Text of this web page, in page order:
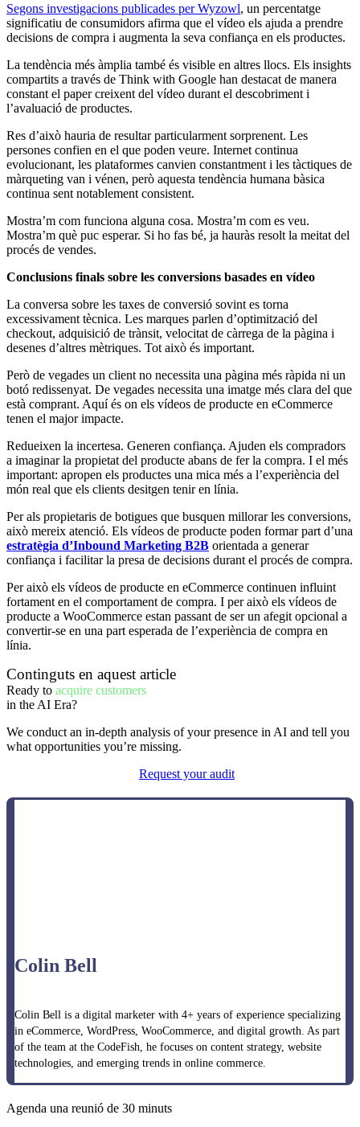
Segons investigacions publicades per Wyzowl, un percentatge
significatiu de consumidors afirma que el vídeo els ajuda a prendre
decisions de compra i augmenta la seva confiança en els productes.
La tendència més àmplia també és visible en altres llocs. Els insights
compartits a través de Think with Google han destacat de manera
constant el paper creixent del vídeo durant el descobriment i
l’avaluació de productes.
Res d’això hauria de resultar particularment sorprenent. Les
persones confien en el que poden veure. Internet continua
evolucionant, les plataformes canvien constantment i les tàctiques de
màrqueting van i vénen, però aquesta tendència humana bàsica
continua sent notablement consistent.
Mostra’m com funciona alguna cosa. Mostra’m com es veu.
Mostra’m què puc esperar. Si ho fas bé, ja hauràs resolt la meitat del
procés de vendes.
Conclusions finals sobre les conversions basades en vídeo
La conversa sobre les taxes de conversió sovint es torna
excessivament tècnica. Les marques parlen d’optimització del
checkout, adquisició de trànsit, velocitat de càrrega de la pàgina i
desenes d’altres mètriques. Tot això és important.
Però de vegades un client no necessita una pàgina més ràpida ni un
botó redissenyat. De vegades necessita una imatge més clara del que
està comprant. Aquí és on els vídeos de producte en eCommerce
tenen el major impacte.
Redueixen la incertesa. Generen confiança. Ajuden els compradors
a imaginar la propietat del producte abans de fer la compra. I el més
important: apropen els productes una mica més a l’experiència del
món real que els clients desitgen tenir en línia.
Per als propietaris de botigues que busquen millorar les conversions,
això mereix atenció. Els vídeos de producte poden formar part d’una
estratègia d’Inbound Marketing B2B orientada a generar
confiança i facilitar la presa de decisions durant el procés de compra.
Per això els vídeos de producte en eCommerce continuen influint
fortament en el comportament de compra. I per això els vídeos de
producte a WooCommerce estan passant de ser un afegit opcional a
convertir-se en una part esperada de l’experiència de compra en
línia.
Continguts en aquest article
Ready to acquire customers
in the AI ​​Era?
We conduct an in-depth analysis of your presence in AI and tell you
what opportunities you’re missing.
Request your audit
Colin Bell
Colin Bell is a digital marketer with 4+ years of experience specializing
in eCommerce, WordPress, WooCommerce, and digital growth. As part
of the team at the CodeFish, he focuses on content strategy, website
technologies, and emerging trends in online commerce.
Agenda una reunió de 30 minuts